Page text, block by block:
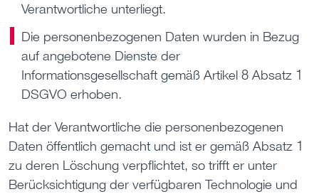
Verantwortliche unterliegt.
Die personenbezogenen Daten wurden in Bezug
auf angebotene Dienste der
Informationsgesellschaft gemäß Artikel 8 Absatz 1
DSGVO erhoben.
Hat der Verantwortliche die personenbezogenen
Daten öffentlich gemacht und ist er gemäß Absatz 1
zu deren Löschung verpflichtet, so trifft er unter
Berücksichtigung der verfügbaren Technologie und